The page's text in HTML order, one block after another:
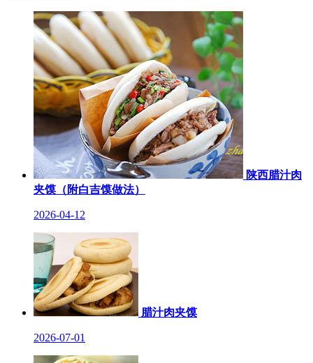
陕西腊汁肉
夹馍（附白吉馍做法）
2026-04-12
腊汁肉夹馍
2026-07-01